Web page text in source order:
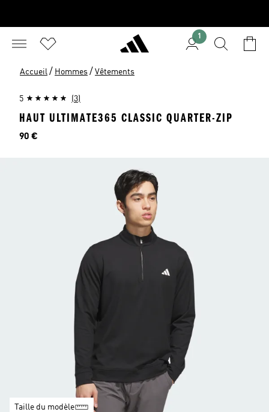
1
Accueil / Hommes / Vêtements
5 (3)
HAUT ULTIMATE365 CLASSIC QUARTER-ZIP
Prix
90 €
Taille du modèle